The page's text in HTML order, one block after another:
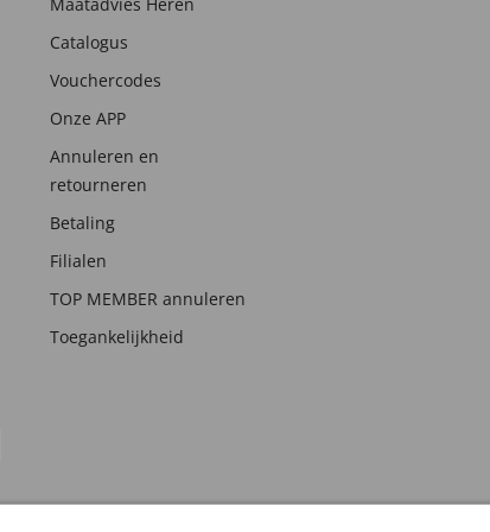
Catalogus
Vouchercodes
Onze APP
Annuleren en
retourneren
Betaling
Filialen
TOP MEMBER annuleren
Toegankelijkheid